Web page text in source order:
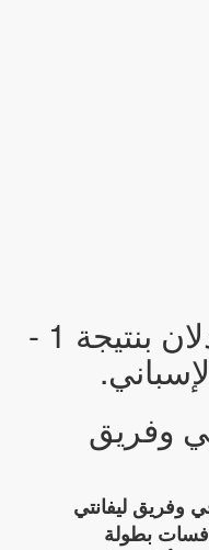
خيتافي و ليفانتي يتعادلان بنتيجة 1 -
وفريق
وفريق ليفانتي
- 1 ضمن منافسات بطولة